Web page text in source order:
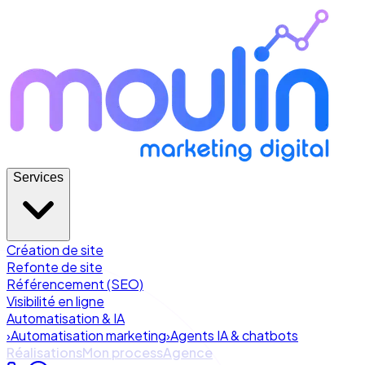
Services
Création de site
Refonte de site
Référencement (SEO)
Visibilité en ligne
Automatisation & IA
›Automatisation marketing›Agents IA & chatbots
RéalisationsMon processAgence